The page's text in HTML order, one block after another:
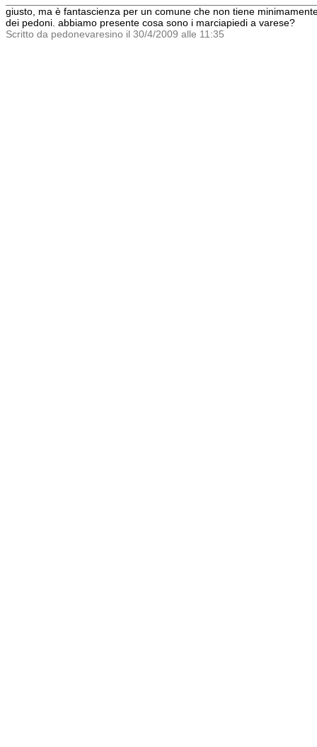
giusto, ma è fantascienza per un comune che non tiene
dei pedoni. abbiamo presente cosa sono i marciapiedi a varese?
Scritto da pedonevaresino il 30/4/2009 alle 11:35